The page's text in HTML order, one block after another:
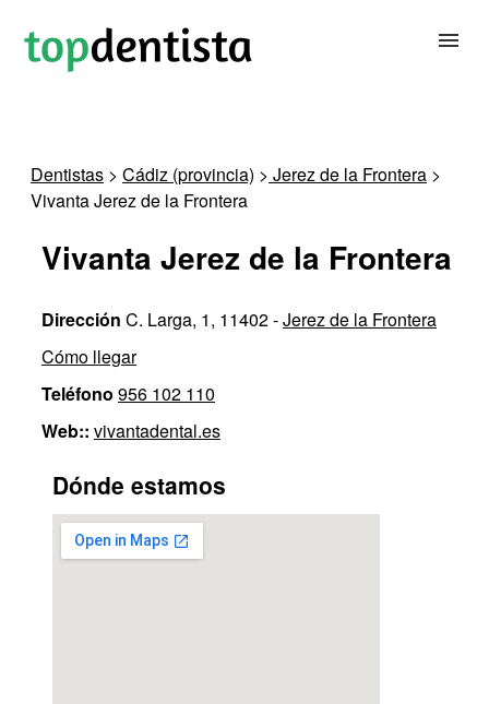
PARA CLÍNICAS DENTALES
CONTACTAR
Dentistas > Cádiz (provincia) > Jerez de la Frontera >
Vivanta Jerez de la Frontera
Vivanta Jerez de la Frontera
Dirección C. Larga, 1, 11402 -Jerez de la Frontera
Cómo llegar
Teléfono 956 102 110
Web:: vivantadental.es
Dónde estamos